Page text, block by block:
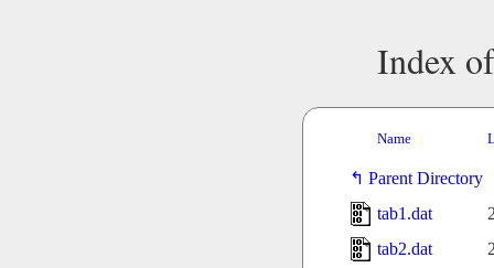
Index
Name
Parent Directory
tab1.dat
tab2.dat